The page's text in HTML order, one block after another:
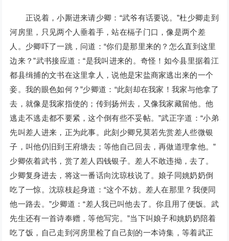
正说着，小厮进来请少卿：“武爷有话要说。”杜少卿走到
河房里，只见两个人垂着手，站在槅子门口，像是两个差
人。少卿吓了一跳，问道：“你们是那里来的？怎么直到这里
边来？”武书接应道：“是我叫进来的。奇怪！如今县里据着江
都县缉捕的文书在这里拿人，说他是宋盐商家逃出来的一个
妾。我的眼色如何？”少卿道：“此刻却在我家！我家与他拿了
去，就像是我家指使的；传到扬州去，又像我家藏留他。他
逃走不逃走都不要紧，这个倒有些不妥帖。”武正字道：“小弟
先叫差人进来，正为此事。此刻少卿兄莫若先赏差人些微银
子，叫他仍旧到王府塘去；等他自己回去，再做道理拿他。”
少卿依着武书，赏了差人四钱银子。差人不敢违拗，去了。
少卿复身进去，将这一番话向沈琼枝说了。娘子同姚奶奶倒
吃了一惊。沈琼枝起身道：“这个不妨。差人在那里？我便同
他一路去。”少卿道：“差人我已叫他去了。你且用了便饭。武
先生还有一首诗奉赠，等他写完。”当下叫娘子和姚奶奶陪着
吃了饭，自己走到河房里检了自己刻的一本诗集，等着武正